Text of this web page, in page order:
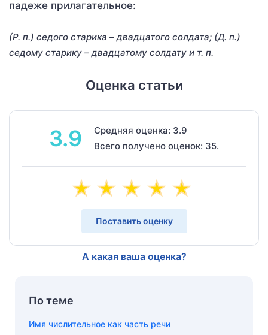
падеже прилагательное:
(Р. п.) седого старика – двадцатого солдата; (Д. п.)
седому старику – двадцатому солдату и т. п.
Оценка статьи
3.9
Средняя оценка: 3.9
Всего получено оценок: 35.
Поставить оценку
А какая ваша оценка?
По теме
Имя числительное как часть речи